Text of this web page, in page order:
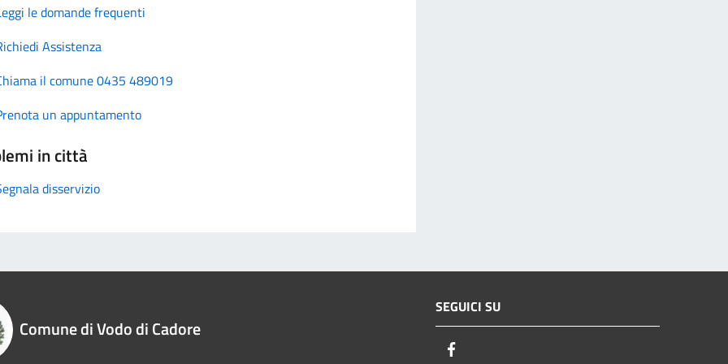
le domande frequenti
Assistenza
il comune 0435 489019
un appuntamento
in città
disservizio
Comune di Vodo di Cadore
SEGUICI SU